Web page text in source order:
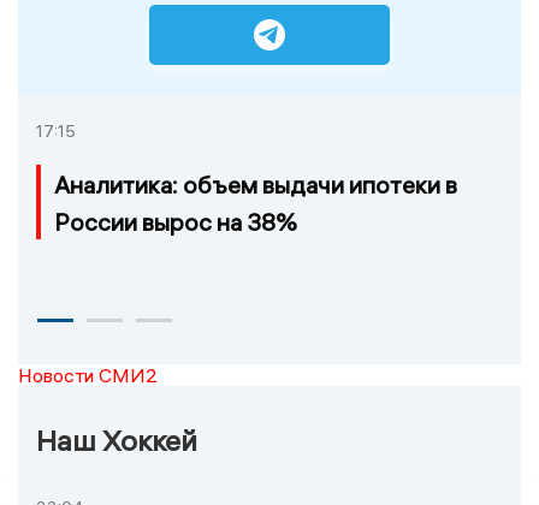
17:15
Аналитика: объем выдачи ипотеки в
России вырос на 38%
Новости СМИ2
Наш Хоккей